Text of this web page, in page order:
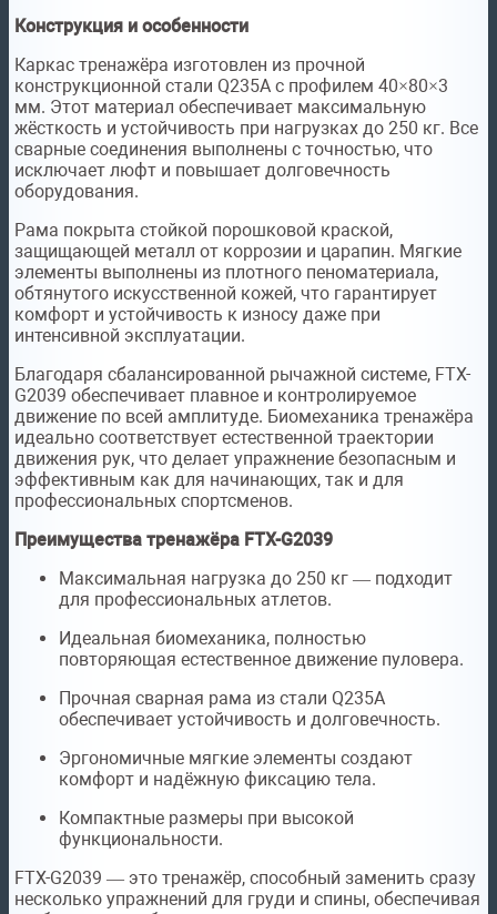
Конструкция и особенности
Каркас тренажёра изготовлен из прочной
конструкционной стали Q235A с профилем 40×80×3
мм. Этот материал обеспечивает максимальную
жёсткость и устойчивость при нагрузках до 250 кг. Все
сварные соединения выполнены с точностью, что
исключает люфт и повышает долговечность
оборудования.
Рама покрыта стойкой порошковой краской,
защищающей металл от коррозии и царапин. Мягкие
элементы выполнены из плотного пеноматериала,
обтянутого искусственной кожей, что гарантирует
комфорт и устойчивость к износу даже при
интенсивной эксплуатации.
Благодаря сбалансированной рычажной системе, FTX-
G2039 обеспечивает плавное и контролируемое
движение по всей амплитуде. Биомеханика тренажёра
идеально соответствует естественной траектории
движения рук, что делает упражнение безопасным и
эффективным как для начинающих, так и для
профессиональных спортсменов.
Преимущества тренажёра FTX-G2039
Максимальная нагрузка до 250 кг — подходит
для профессиональных атлетов.
Идеальная биомеханика, полностью
повторяющая естественное движение пуловера.
Прочная сварная рама из стали Q235A
обеспечивает устойчивость и долговечность.
Эргономичные мягкие элементы создают
комфорт и надёжную фиксацию тела.
Компактные размеры при высокой
функциональности.
FTX-G2039 — это тренажёр, способный заменить сразу
несколько упражнений для груди и спины, обеспечивая